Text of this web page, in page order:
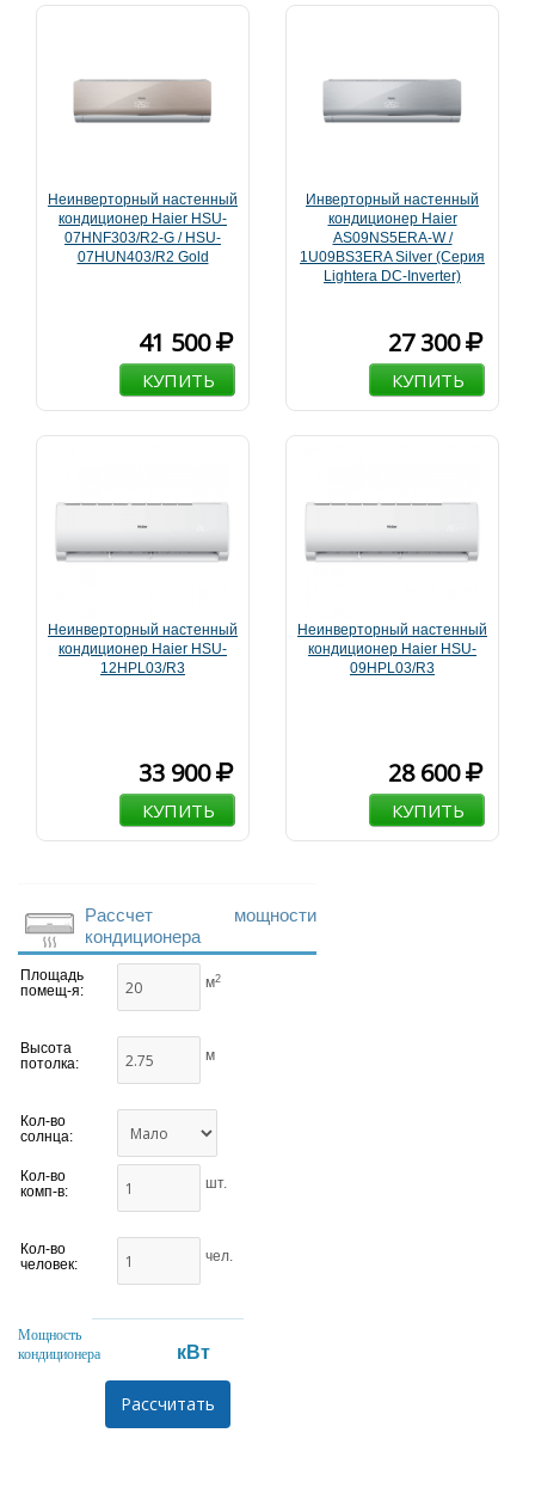
Неинверторный настенный
кондиционер Haier HSU-
07HNF303/R2-G / HSU-
07HUN403/R2 Gold
41 500
КУПИТЬ
Инверторный настенный
кондиционер Haier
AS09NS5ERA-W /
1U09BS3ERA Silver (Серия
Lightera DC-Inverter)
27 300
КУПИТЬ
Неинверторный настенный
кондиционер Haier HSU-
12HPL03/R3
33 900
КУПИТЬ
Неинверторный настенный
кондиционер Haier HSU-
09HPL03/R3
28 600
КУПИТЬ
Рассчет мощности
кондиционера
Площадь
помещ-я:
м2
Высота
потолка:
м
Кол-во
солнца:
Кол-во
комп-в:
шт.
Кол-во
человек:
чел.
Мощность
кондиционера
кВт